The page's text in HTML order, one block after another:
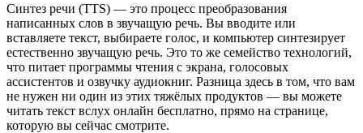
Синтез речи (TTS) — это процесс преобразования
написанных слов в звучащую речь. Вы вводите или
вставляете текст, выбираете голос, и компьютер синтезирует
естественно звучащую речь. Это то же семейство технологий,
что питает программы чтения с экрана, голосовых
ассистентов и озвучку аудиокниг. Разница здесь в том, что вам
не нужен ни один из этих тяжёлых продуктов — вы можете
читать текст вслух онлайн бесплатно, прямо на странице,
которую вы сейчас смотрите.